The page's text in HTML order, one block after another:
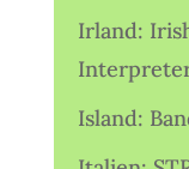
Irland:
Island: